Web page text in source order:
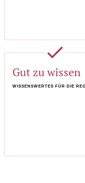
done
Gut zu wissen
WISSENSWERTES FÜR DIE